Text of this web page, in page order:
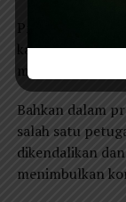
Proses
karena reptil
melepaskan diri.
Bahkan dalam
salah satu
dikendalikan
menimbulkan